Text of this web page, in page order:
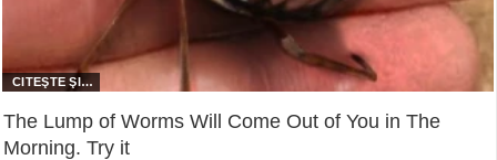
The Lump of Worms Will Come Out of You in The
Morning. Try it